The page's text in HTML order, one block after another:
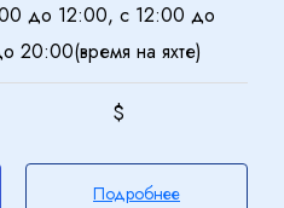
до 12:00, с 12:00 до
20:00(время на яхте)
$
Подробнее